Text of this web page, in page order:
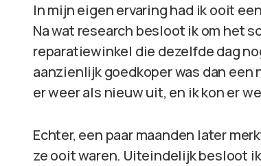
In mijn eigen ervaring had ik ooit
Na wat research besloot ik om het
reparatiewinkel die dezelfde dag
aanzienlijk goedkoper was dan
er weer als nieuw uit, en ik kon er
Echter, een paar maanden later
ze ooit waren. Uiteindelijk besloot